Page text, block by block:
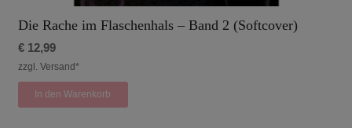
Die Rache im Flaschenhals – Band 2 (Softcover)
€12,99
zzgl. Versand*
In den Warenkorb